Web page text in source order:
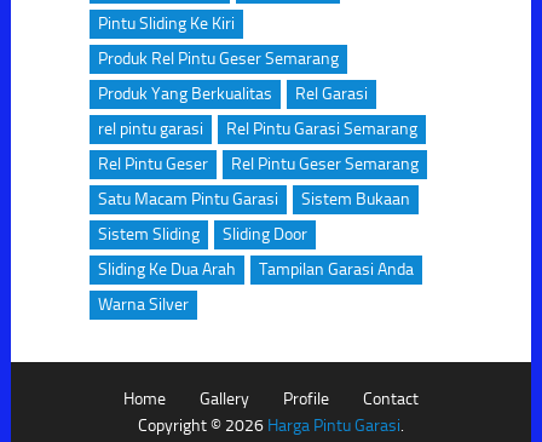
Pintu Sliding Ke Kiri
Produk Rel Pintu Geser Semarang
Produk Yang Berkualitas
Rel Garasi
rel pintu garasi
Rel Pintu Garasi Semarang
Rel Pintu Geser
Rel Pintu Geser Semarang
Satu Macam Pintu Garasi
Sistem Bukaan
Sistem Sliding
Sliding Door
Sliding Ke Dua Arah
Tampilan Garasi Anda
Warna Silver
Home Gallery Profile
Contact
Copyright © 2026 Harga Pintu Garasi.